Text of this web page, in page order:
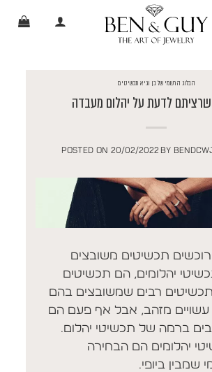
הבלוג הרשמי של בן וגיא תכשיטים
לדעת על יהלום מעבדה
POSTED ON 20/02/2022 BY
תכשיטים משובצים
יהלומים, הם תכשיטים
תכשיטים רבים שמשובצים בהם
עשויים מזהב, אבל אף פעם הם
ברמה של תכשיטי יהלום.
יהלומים הם הבחירה
שמבין ביופי.